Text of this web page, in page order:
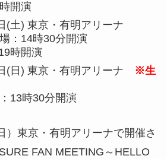
開演
(土) 東京・有明アリーナ
：14時30分開演
時開演
(日) 東京・有明アリーナ
※生
13時30分開演
）東京・有明アリーナで開催さ
FAN MEETING～HELLO